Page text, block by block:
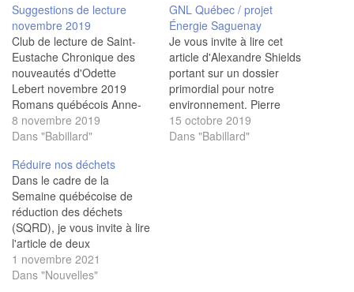
Suggestions de lecture
novembre 2019
Club de lecture de Saint-
Eustache Chronique des
nouveautés d'Odette
Lebert novembre 2019
Romans québécois Anne-
Claude Thériault. Les Foley.
Marchand de feuilles, 295
cinq portraits de femmes
que Laura semble
raccrocher aux murs vides
de sa maison. Des
moments d'histoires qui se
révèlent par temps gris
avec…
8 novembre 2019
Dans "Babillard"
GNL Québec / projet
Énergie Saguenay
Je vous invite à lire cet
article d'Alexandre Shields
portant sur un dossier
primordial pour notre
environnement. Pierre
Énergie Saguenay: une
carboneutralité aux coûts
15 octobre 2019
Dans "Babillard"
Réduire nos déchets
Dans le cadre de la
Semaine québécoise de
réduction des déchets
(SQRD), je vous invite à lire
l'article de deux
responsables en
environnement de notre
1 novembre 2021
Dans "Nouvelles"